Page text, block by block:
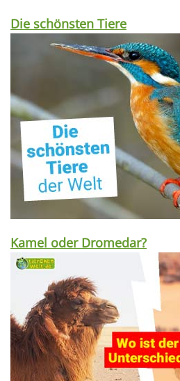
Die schönsten Tiere
Kamel oder Dromedar?